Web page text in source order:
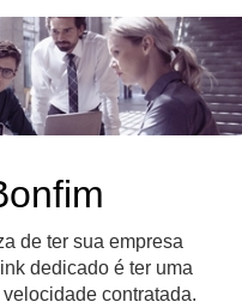
de ter sua empresa
dedicado é ter uma
contratada.